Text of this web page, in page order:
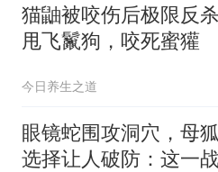
猫鼬被咬伤后极限反杀
甩飞鬣狗，咬死蜜獾
今日养生之道
眼镜蛇围攻洞穴，母
选择让人破防：这一